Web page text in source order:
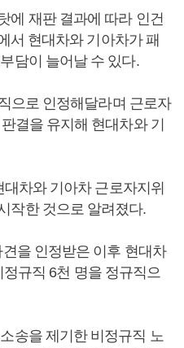
에 재판 결과에 따라 인건
서 현대차와 기아차가 패
담이 늘어날 수 있다.
으로 인정해달라며 근로자
결을 유지해 현대차와 기
차와 기아차 근로자지위
작한 것으로 알려졌다.
을 인정받은 이후 현대차
규직 6천 명을 정규직으
송을 제기한 비정규직 노